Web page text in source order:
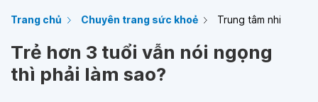
Trang chủ Chuyên trang sức khoẻ Trung tâm nhi
Trẻ hơn 3 tuổi vẫn nói ngọng
thì phải làm sao?